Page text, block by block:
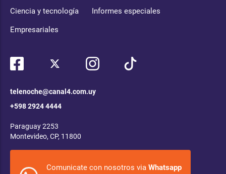
Ciencia y tecnología Informes especiales
Empresariales
telenoche@canal4.com.uy
+598 2924 4444
Paraguay 2253
Montevideo, CP, 11800
Comunicate con nosotros via Whatsapp